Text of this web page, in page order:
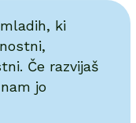
ki
Če razvijaš
jo